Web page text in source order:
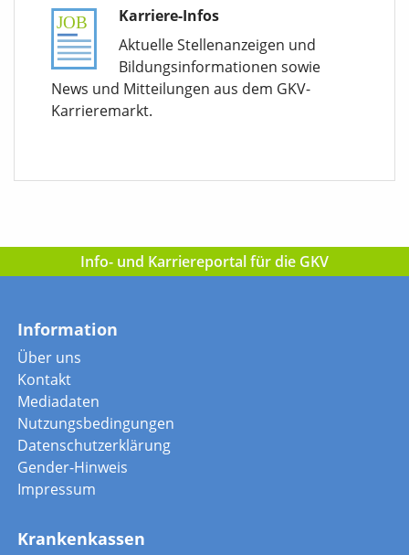
Karriere-Infos
Aktuelle Stellenanzeigen und
Bildungsinformationen sowie
News und Mitteilungen aus dem GKV-
Karrieremarkt.
Info- und Karriereportal für die GKV
Information
Über uns
Kontakt
Mediadaten
Nutzungsbedingungen
Datenschutzerklärung
Gender-Hinweis
Impressum
Krankenkassen